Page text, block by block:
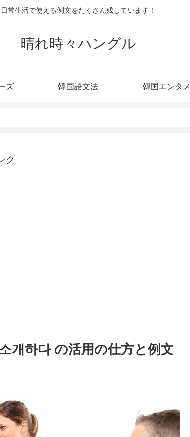
日常生活で使える例文をたくさん残しています！
晴れ時々ハングル
ズ 韓国語文法 韓国エンタメ
ク
개하다 の活用の仕方と例文